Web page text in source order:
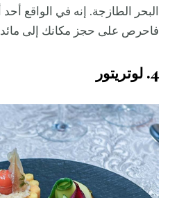
البحر الطازجة. إنه في الواقع
فاحرص على حجز مكانك إلى
4. لوتريتور